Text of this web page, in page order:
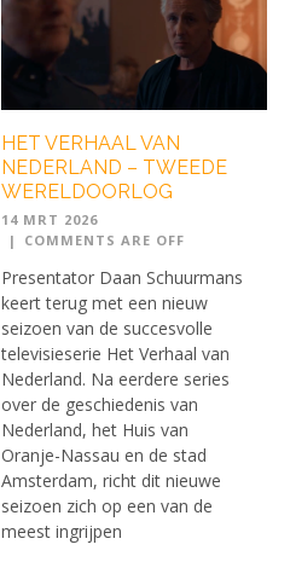
HET VERHAAL VAN
NEDERLAND – TWEEDE
WERELDOORLOG
14 MRT 2026
|
COMMENTS ARE OFF
Presentator Daan Schuurmans
keert terug met een nieuw
seizoen van de succesvolle
televisieserie Het Verhaal van
Nederland. Na eerdere series
over de geschiedenis van
Nederland, het Huis van
Oranje-Nassau en de stad
Amsterdam, richt dit nieuwe
seizoen zich op een van de
meest ingrijpen